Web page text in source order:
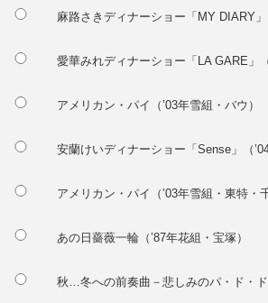
麻路さきディナーショー「MY DIARY
愛華みれディナーショー「LA GARE」
アメリカン・パイ（’03年雪組・バウ）
安蘭けいディナーショー「Sense」（
アメリカン・パイ（’03年雪組・東特・
あの日薔薇一輪（’87年花組・宝塚）
秋…冬への前奏曲－悲しみのパ・ド・ド